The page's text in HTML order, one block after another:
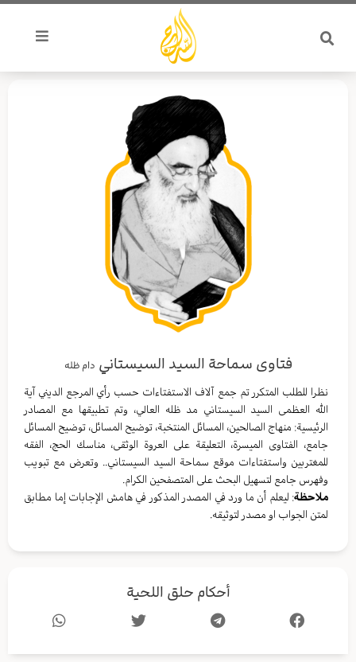
تخطي
المحتوى
فتاوى سماحة السيد السيستاني دام ظله
نظرا للطلب المتكرر تم جمع آلاف الاستفتاءات حسب رأي المرجع الديني آية
الله العظمى السيد السيستاني مد ظله العالي، وتم تطبيقها مع المصادر
الرئيسية: منهاج الصالحين، المسائل المنتخبة، توضيح المسائل، توضيح المسائل
جامع، الفتاوى الميسرة، التعليقة على العروة الوثقى، مناسك الحج، الفقه
للمغتربين واستفتاءات موقع سماحة السيد السيستاني.. وتعرض مع تبويب
وفهرس جامع لتسهيل البحث على المتصفحين الكرام.
ملاحظة: ليعلم أن ما ورد في المصدر المذكور في هامش الإجابات إما مطابق
لمتن الجواب او مصدر لتوثيقه.
أحكام حلق اللحية